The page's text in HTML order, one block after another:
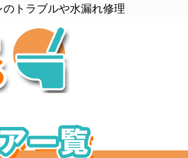
トラブルや水漏れ修理